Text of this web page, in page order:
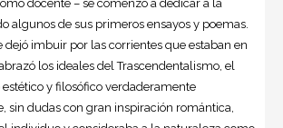
docente – se comenzó a dedicar a la
algunos de sus primeros ensayos y poemas.
dejó imbuir por las corrientes que estaban en
los ideales del Trascendentalismo, el
y filosófico verdaderamente
sin dudas con gran inspiración romántica,